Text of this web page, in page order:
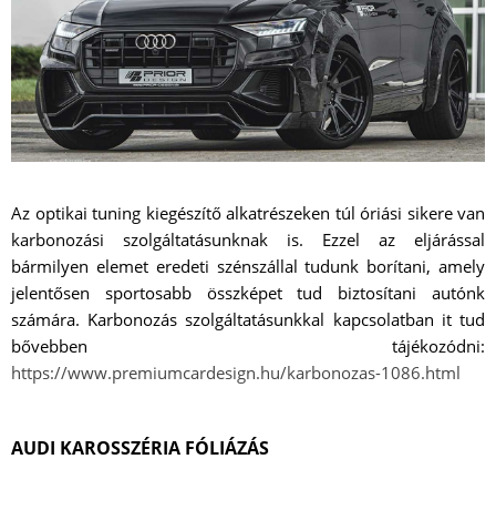
Az optikai tuning kiegészítő alkatrészeken túl óriási sikere van
karbonozási szolgáltatásunknak is. Ezzel az eljárással
bármilyen elemet eredeti szénszállal tudunk borítani, amely
jelentősen sportosabb összképet tud biztosítani autónk
számára. Karbonozás szolgáltatásunkkal kapcsolatban it tud
bővebben tájékozódni:
https://www.premiumcardesign.hu/karbonozas-1086.html
AUDI KAROSSZÉRIA FÓLIÁZÁS